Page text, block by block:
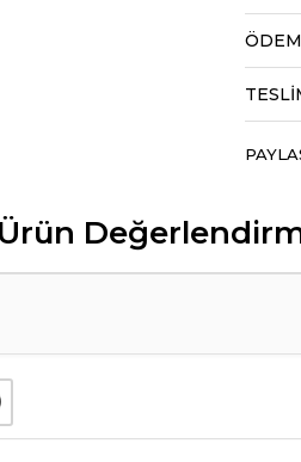
Ürün